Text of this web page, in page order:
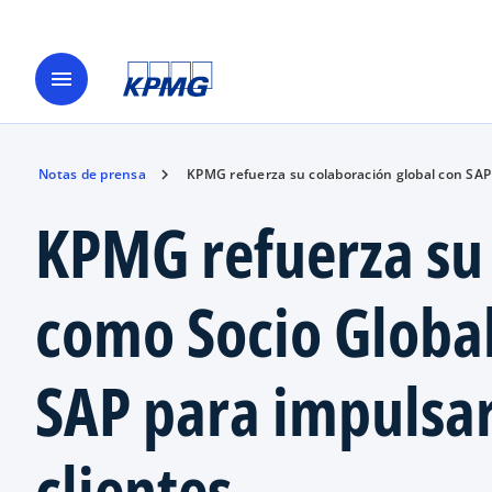
menu
Notas de prensa KPMG refuerza su colaboración global con SAP
KPMG refuerza
como Socio
SAP para